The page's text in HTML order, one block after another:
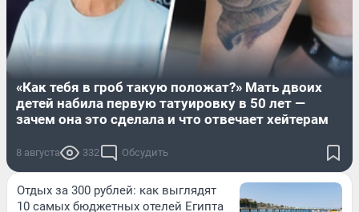
«Как тебя в гроб такую положат?» Мать двоих
детей набила первую татуировку в 50 лет —
зачем она это сделала и что отвечает хейтерам
8 августа 332 Обсудить
Отдых за 300 рублей: как выглядят
10 самых бюджетных отелей Египта